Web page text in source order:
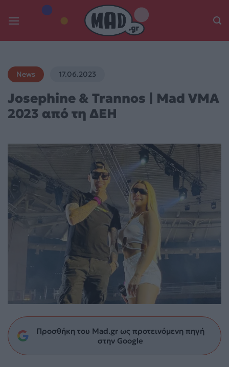
News 17.06.2023
Josephine & Trannos | Mad VMA
2023 από τη ΔΕΗ
Προσθήκη του Mad.gr ως προτεινόμενη πηγή
στην Google